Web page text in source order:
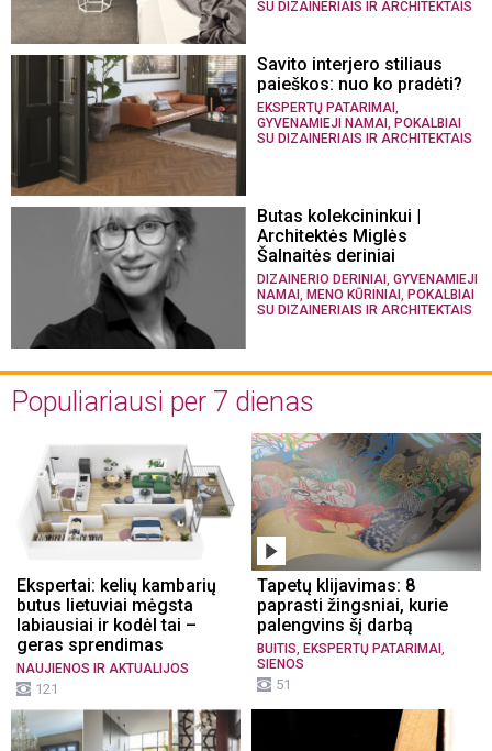
SU DIZAINERIAIS IR ARCHITEKTAIS
Savito interjero stiliaus
paieškos: nuo ko pradėti?
EKSPERTŲ PATARIMAI
GYVENAMIEJI NAMAI
POKALBIAI
SU DIZAINERIAIS IR ARCHITEKTAIS
Butas kolekcininkui |
Architektės Miglės
Šalnaitės deriniai
DIZAINERIO DERINIAI , GYVENAMIEJI
NAMAI , MENO KŪRINIAI , POKALBIAI
SU DIZAINERIAIS IR ARCHITEKTAIS
Populiariausi per 7 dienas
Ekspertai: kelių kambarių
butus lietuviai mėgsta
labiausiai ir kodėl tai –
geras sprendimas
NAUJIENOS IR AKTUALIJOS
121
Tapetų klijavimas: 8
paprasti žingsniai, kurie
palengvins šį darbą
BUITIS, EKSPERTŲ PATARIMAI ,
SIENOS
51